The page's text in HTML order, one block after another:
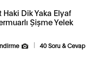
Dik Yaka Elyaf
Şişme Yelek
40 Soru & Cevap